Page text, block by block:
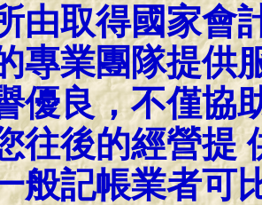
由取得國家會
專業團隊提供
優良，不僅協
往後的經營提
般記帳業者可